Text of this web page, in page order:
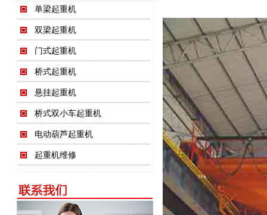
单梁起重机
双梁起重机
门式起重机
桥式起重机
悬挂起重机
桥式双小车起重机
电动葫芦起重机
起重机维修